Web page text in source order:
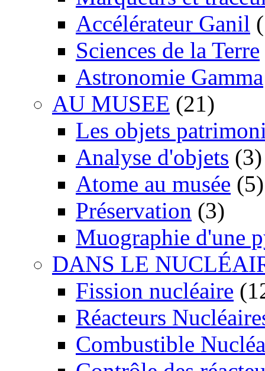
Accélérateur Ganil
Sciences de la Terre
Astronomie Gamma
AU MUSEE (21)
Les objets
Analyse d'objets (3)
Atome au musée (5)
Préservation (3)
Muographie d'une
DANS LE
Fission nucléaire
Réacteurs
Combustible